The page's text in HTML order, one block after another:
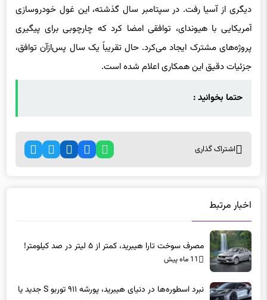
دیگری از آسیا رفت. در سپتامبر سال گذشته، این غول خودروسازی
آمریکایی با هیوندای، توافقی امضا کرد که چارچوبی برای پیگیری
پروژه‌های مشترک ایجاد می‌کرد. حال تقریباً یک سال پس‌ازآن توافق،
جزئیات دقیق این همکاری اعلام شده است.
حتما بخوانید :
اشتراک گذاری
اخبار مرتبط
مصرف سوخت تارا هیبرید، کمتر از ۵ لیتر در صد کیلومتر!
11 ماه پیش
نبرد اسطوره‌ها در دنیای هیبرید، پورشه ۹۱۱ توربو S جدید یا